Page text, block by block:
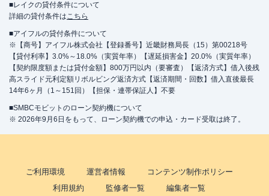
■レイクの貸付条件について
詳細の貸付条件はこちら
■アイフルの貸付条件について
※【商号】アイフル株式会社【登録番号】近畿財務局長（15）第00218号
【貸付利率】3.0%～18.0%（実質年率）【遅延損害金】20.0%（実質年率）
【契約限度額または貸付金額】800万円以内（要審査）【返済方式】借入後残
高スライド元利定額リボルビング返済方式【返済期間・回数】借入直後最長
14年6ヶ月（1～151回）【担保・連帯保証人】不要
■SMBCモビットのローン契約機について
※ 2026年9月6日をもって、ローン契約機での申込・カード受取は終了。
ご利用環境 運営者情報
コンテンツ制作ポリシー
利用規約
監修者一覧
編集者一覧